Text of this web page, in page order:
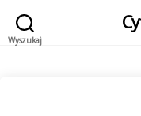
Wyszukaj